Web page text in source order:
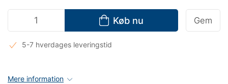
Køb nu Gem
5-7 hverdages leveringstid
Mere information